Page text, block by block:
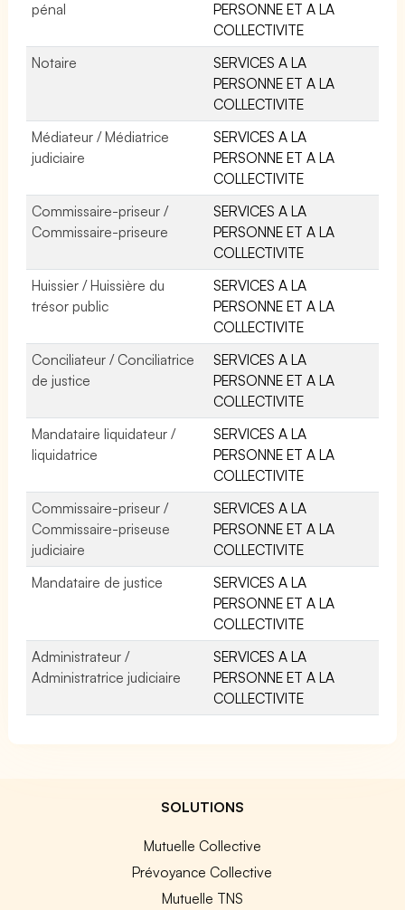
pénal
PERSONNE ET A LA
COLLECTIVITE
Notaire
SERVICES A LA
PERSONNE ET A LA
COLLECTIVITE
Médiateur / Médiatrice
judiciaire
SERVICES A LA
PERSONNE ET A LA
COLLECTIVITE
Commissaire-priseur /
Commissaire-priseure
SERVICES A LA
PERSONNE ET A LA
COLLECTIVITE
Huissier / Huissière du
trésor public
SERVICES A LA
PERSONNE ET A LA
COLLECTIVITE
Conciliateur / Conciliatrice
de justice
SERVICES A LA
PERSONNE ET A LA
COLLECTIVITE
Mandataire liquidateur /
liquidatrice
SERVICES A LA
PERSONNE ET A LA
COLLECTIVITE
Commissaire-priseur /
Commissaire-priseuse
judiciaire
SERVICES A LA
PERSONNE ET A LA
COLLECTIVITE
Mandataire de justice
SERVICES A LA
PERSONNE ET A LA
COLLECTIVITE
Administrateur /
Administratrice judiciaire
SERVICES A LA
PERSONNE ET A LA
COLLECTIVITE
SOLUTIONS
Mutuelle Collective
Prévoyance Collective
Mutuelle TNS